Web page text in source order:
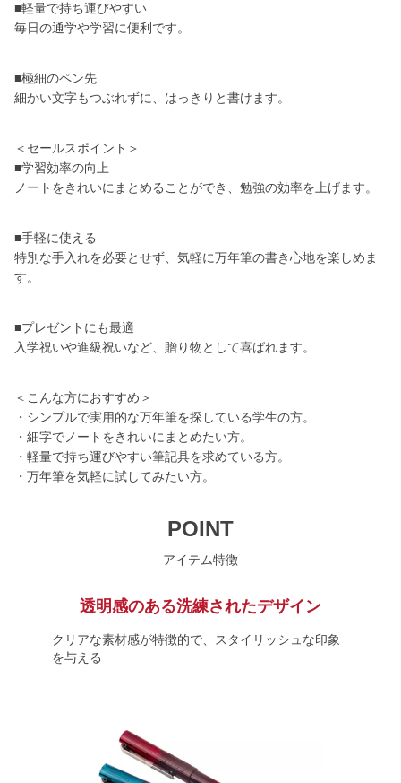
■軽量で持ち運びやすい
毎日の通学や学習に便利です。
■極細のペン先
細かい文字もつぶれずに、はっきりと書けます。
＜セールスポイント＞
■学習効率の向上
ノートをきれいにまとめることができ、勉強の効率を上げます。
■手軽に使える
特別な手入れを必要とせず、気軽に万年筆の書き心地を楽しめま
す。
■プレゼントにも最適
入学祝いや進級祝いなど、贈り物として喜ばれます。
＜こんな方におすすめ＞
・シンプルで実用的な万年筆を探している学生の方。
・細字でノートをきれいにまとめたい方。
・軽量で持ち運びやすい筆記具を求めている方。
・万年筆を気軽に試してみたい方。
POINT
アイテム特徴
透明感のある洗練されたデザイン
クリアな素材感が特徴的で、スタイリッシュな印象
を与える